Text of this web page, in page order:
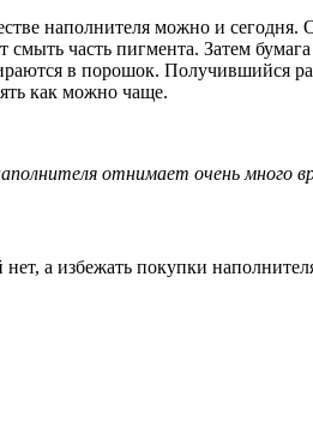
наполнителя можно и
часть пигмента. Затем
в порошок. Получившийся
как можно чаще.
отнимает очень много
а избежать покупки